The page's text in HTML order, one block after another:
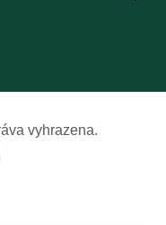
vyhrazena.